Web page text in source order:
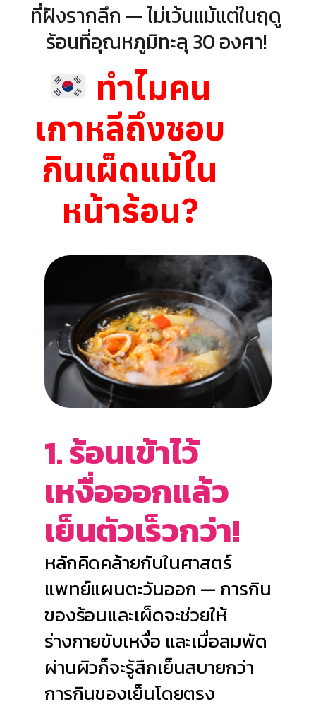
ที่ฝังรากลึก — ไม่เว้นแม้แต่ในฤดู
ร้อนที่อุณหภูมิทะลุ 30 องศา!
ทำไมคน
เกาหลีถึงชอบ
กินเผ็ดแม้ใน
หน้าร้อน?
1. ร้อนเข้าไว้
เหงื่อออกแล้ว
เย็นตัวเร็วกว่า!
หลักคิดคล้ายกับในศาสตร์
แพทย์แผนตะวันออก — การกิน
ของร้อนและเผ็ดจะช่วยให้
ร่างกายขับเหงื่อ และเมื่อลมพัด
ผ่านผิวก็จะรู้สึกเย็นสบายกว่า
การกินของเย็นโดยตรง